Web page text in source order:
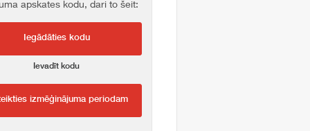
apskates kodu, dari to šeit:
Iegādāties kodu
Ievadīt kodu
izmēģinājuma periodam